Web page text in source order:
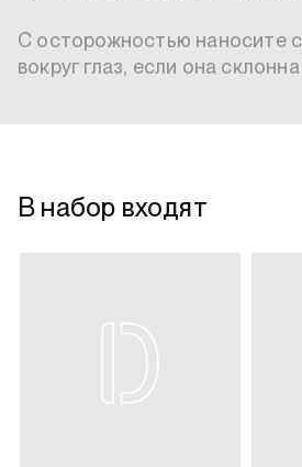
С осторожностью наносите
вокруг глаз, если она
В набор входят